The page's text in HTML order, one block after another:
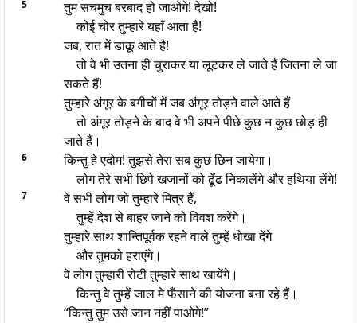
5
तुम सचमुच बरबाद हो जाओगे! देखो!
कोई चोर तुम्हारे यहाँ आता है!
जब, रात में डाकू आते है!
तो वे भी उतना ही चुराकर या लूटकर ले जाते हैं जितना ले जा
सकते हैं!
तुम्हारे अंगूर के बगीचों में जब अंगूर तोड़ने वाले आते हैं
तो अंगूर तोड़ने के बाद वे भी अपने पीछे कुछ न कुछ छोड़ ही
जाते हैं।
6
किन्तु हे एदोम! तुझसे तेरा सब कुछ छिन जायेगा।
लोग तेरे सभी छिपे खजानों को ढूँढ निकालेंगे और हथिया लेंगे!
7
वे सभी लोग जो तुम्हारे मित्र हैं,
तुम्हें देश से बाहर जाने को विवश करेंगे।
तुम्हारे साथ शान्तिपूर्वक रहने वाले तुम्हें धोखा देंगे
और तुमको हराएंगे।
वे लोग तुम्हारी रोटी तुम्हारे साथ खायेंगे।
किन्तु वे तुम्हें जाल मे फँसाने की योजना बना रहे हैं।
“किन्तु तुम उसे जान नहीं पाओगे!”